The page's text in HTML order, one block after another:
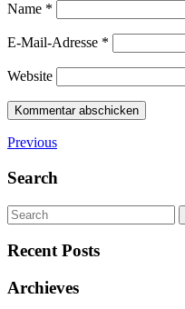
Name *
E-Mail-Adresse *
Website
Previous
Search
Recent Posts
Archieves